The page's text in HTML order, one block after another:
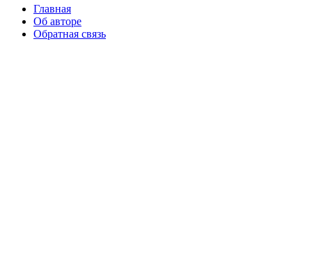
Главная
Об авторе
Обратная связь